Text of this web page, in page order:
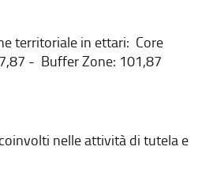
territoriale in ettari: Core
- Buffer Zone: 101,87
nelle attività di tutela e